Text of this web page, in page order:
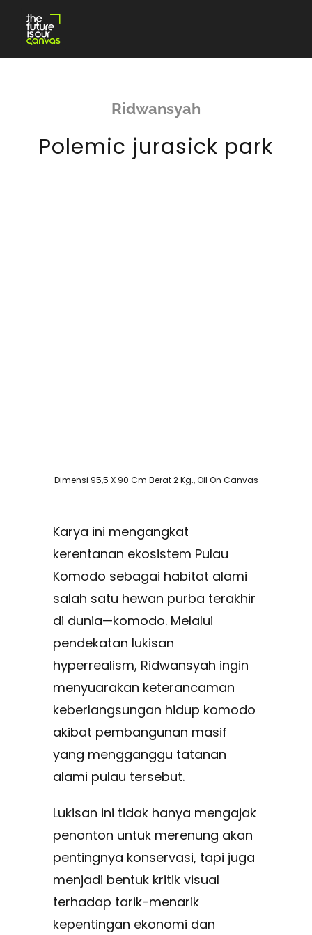
content
Ridwansyah
Polemic jurasick park
Dimensi 95,5 X 90 Cm Berat 2 Kg., Oil On Canvas
Karya ini mengangkat
kerentanan ekosistem Pulau
Komodo sebagai habitat alami
salah satu hewan purba terakhir
di dunia—komodo. Melalui
pendekatan lukisan
hyperrealism, Ridwansyah ingin
menyuarakan keterancaman
keberlangsungan hidup komodo
akibat pembangunan masif
yang mengganggu tatanan
alami pulau tersebut.
Lukisan ini tidak hanya mengajak
penonton untuk merenung akan
pentingnya konservasi, tapi juga
menjadi bentuk kritik visual
terhadap tarik-menarik
kepentingan ekonomi dan